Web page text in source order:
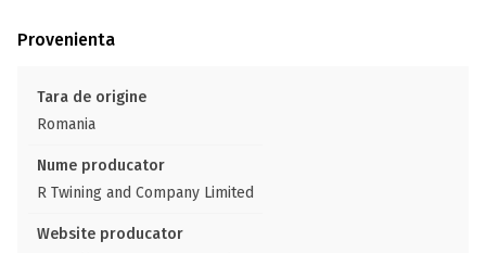
Provenienta
Tara de origine
Romania
Nume producator
R Twining and Company Limited
Website producator